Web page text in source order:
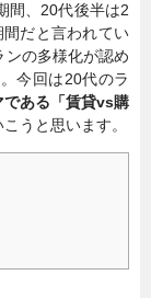
間、20代後半は2
だと言われてい
ンの多様化が認め
今回は20代のラ
である「賃貸vs購
うと思います。